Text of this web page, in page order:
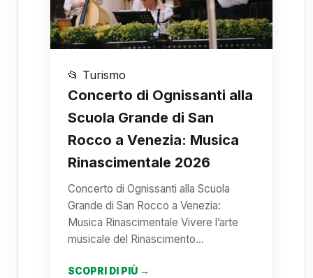
📂 Turismo
Concerto di Ognissanti alla
Scuola Grande di San
Rocco a Venezia: Musica
Rinascimentale 2026
Concerto di Ognissanti alla Scuola
Grande di San Rocco a Venezia:
Musica Rinascimentale Vivere l’arte
musicale del Rinascimento…
SCOPRI DI PIÙ →